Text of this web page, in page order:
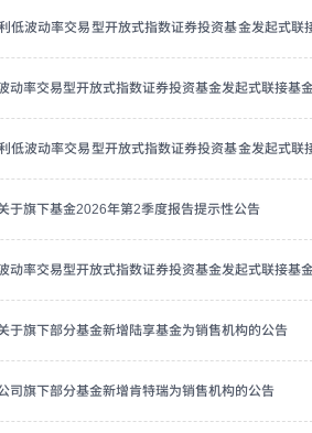
低波动率交易型开放式指数证券投资基金发起式
动率交易型开放式指数证券投资基金发起式联接基
低波动率交易型开放式指数证券投资基金发起式
于旗下基金2026年第2季度报告提示性公告
动率交易型开放式指数证券投资基金发起式联接基
于旗下部分基金新增陆享基金为销售机构的公告
司旗下部分基金新增肯特瑞为销售机构的公告